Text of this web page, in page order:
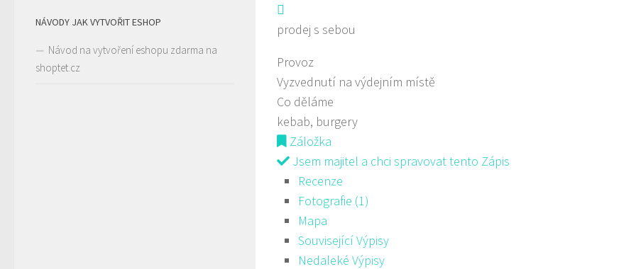
prodej s sebou
Provoz
Vyzvednutí na výdejním místě
Co děláme
kebab, burgery
Záložka
Jsem majitel a chci spravovat tento Zápis
Recenze
Fotografie (1)
Mapa
Související Výpisy
Nedaleké Výpisy
NÁVODY JAK VYTVOŘIT ESHOP
Návod na vytvoření eshopu zdarma na
shoptet.cz